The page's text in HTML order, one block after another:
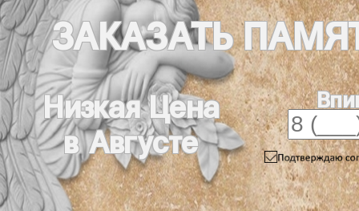
ЗАКАЗАТЬ
Низкая Цена
в Августе